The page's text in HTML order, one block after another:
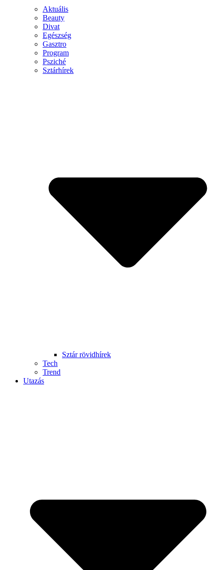
Aktuális
Beauty
Divat
Egészség
Gasztro
Program
Psziché
Sztárhírek
Sztár rövidhírek
Tech
Trend
Utazás